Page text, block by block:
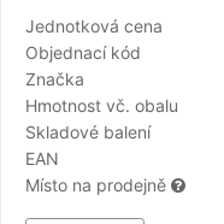
Jednotková cena
Objednací kód
Značka
Hmotnost vč. obalu
Skladové balení
EAN
Místo na prodejně